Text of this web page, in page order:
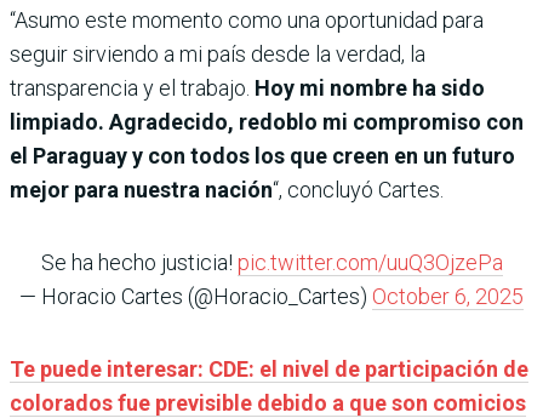
“Asumo este momento como una oportunidad para
seguir sirviendo a mi país desde la verdad, la
transparencia y el trabajo. Hoy mi nombre ha sido
limpiado. Agradecido, redoblo mi compromiso con
el Paraguay y con todos los que creen en un futuro
mejor para nuestra nación“, concluyó Cartes.
Se ha hecho justicia! pic.twitter.com/uuQ3OjzePa
— Horacio Cartes (@Horacio_Cartes) October 6, 2025
Te puede interesar: CDE: el nivel de participación de
colorados fue previsible debido a que son comicios